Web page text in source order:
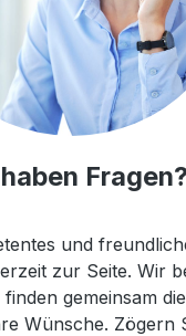
Fragen?
und
zur Seite. Wir
gemeinsam
Wünsche. Zögern